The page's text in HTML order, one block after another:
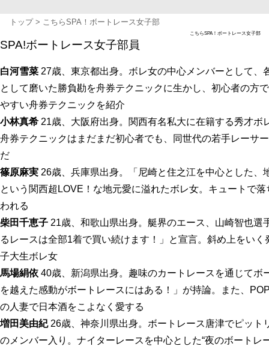
トップ こちらSPA！ボートレース女子部
こちらSPA！ボートレース女子部
SPA!ボートレース女子部員
白河雪菜 27歳、東京都出身。ボレ女の中心メンバーとして
として磨いた勝負勘を舟券テクニックに生かし、初心者の方
やすい舟券テクニックを紹介
小林真希 21歳、大阪府出身。関西有名私大に在籍する秀才
舟券テクニックはまだまだ初心者でも、同世代の若手レーサ
だ
篠原麻実 26歳、兵庫県出身。「尼崎と住之江を中心とした
という関西超LOVE！な地元愛に溢れたボレ女。キュートで
われる
柴田千恵子 21歳、和歌山県出身。艇界のエース、山崎智也
るレースは全部1着で買い続けます！」と宣言。斜め上をい
子大生ボレ女
馬場絹依 40歳、新潟県出身。趣味のカートレースを通じてボ
を越えた感動がボートレースにはある！」が持論。また、
の人妻で日本酒をこよなく愛する
増田美由紀 26歳、神奈川県出身。ボートレース唐津でピッ
のメンバー入り。ナイターレースを中心とした“夜のボートレ